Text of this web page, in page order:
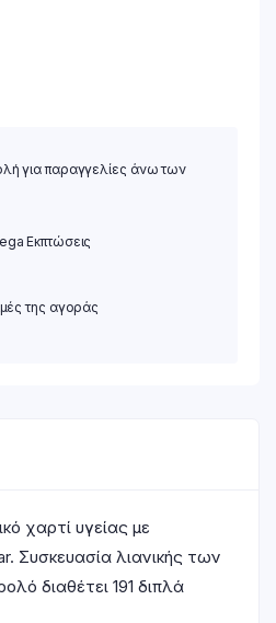
για παραγγελίες άνω των
Εκπτώσεις
της αγοράς
χαρτί υγείας με
Συσκευασία λιανικής των
διαθέτει 191 διπλά